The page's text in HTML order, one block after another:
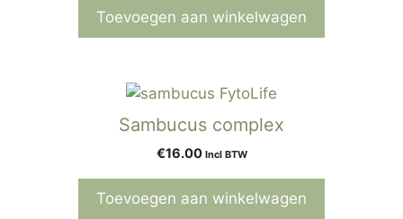
Toevoegen aan winkelwagen
Sambucus complex
€16.00 Incl BTW
Toevoegen aan winkelwagen